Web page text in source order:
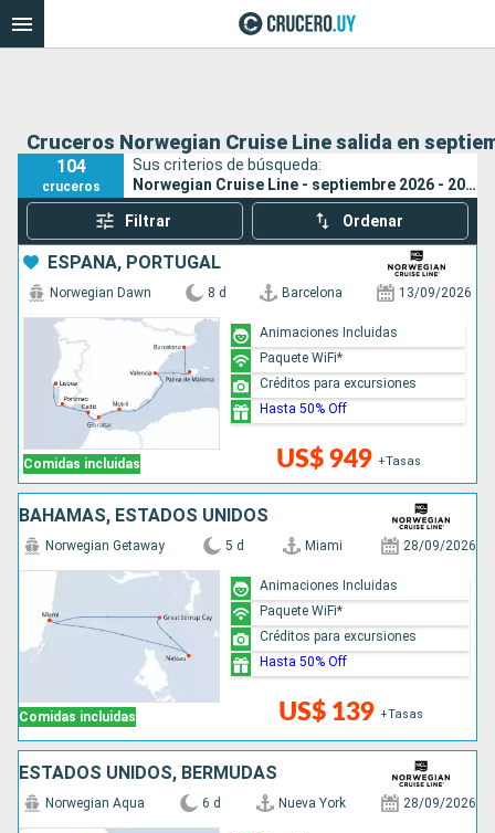
Cruceros Norwegian Cruise Line salida en
104
cruceros
Sus criterios de búsqueda:
Norwegian Cruise Line - septiembre 2026 - 2027
Filtrar Ordenar
ESPAÑA, PORTUGAL
Comidas incluidas
Norwegian Dawn 8 d Barcelona 13/09/2026
US$ 949 +Tasas
Animaciones Incluidas
Paquete WiFi*
Créditos para excursiones
Hasta 50% Off
BAHAMAS, ESTADOS UNIDOS
Comidas incluidas
Norwegian Getaway 5 d Miami 28/09/2026
US$ 139 +Tasas
Animaciones Incluidas
Paquete WiFi*
Créditos para excursiones
Hasta 50% Off
ESTADOS UNIDOS, BERMUDAS
Norwegian Aqua 6 d Nueva York 28/09/2026